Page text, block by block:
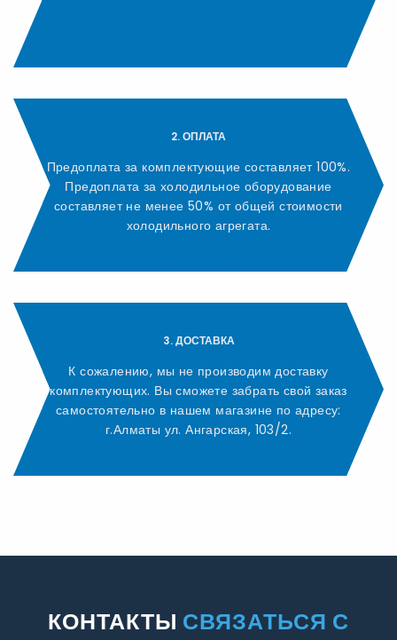
2. ОПЛАТА
Предоплата за комплектующие составляет 100%.
Предоплата за холодильное оборудование
составляет не менее 50% от общей стоимости
холодильного агрегата.
3. ДОСТАВКА
К сожалению, мы не производим доставку
комплектующих. Вы сможете забрать свой заказ
самостоятельно в нашем магазине по адресу:
г.Алматы ул. Ангарская, 103/2.
КОНТАКТЫ СВЯЗАТЬСЯ С